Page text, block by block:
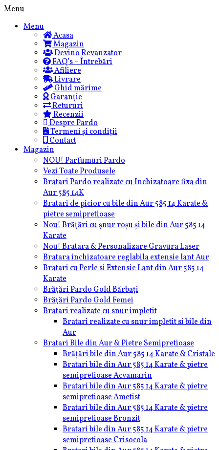
Skip
content
Menu
Menu
Acasa
Magazin
Devino Revanzator
FAQ’s – Întrebări
Afiliere
Livrare
Ghid mărime
Garanție
Retururi
Recenzii
Despre Pardo
Termeni și condiții
Contact
Magazin
NOU! Parfumuri Pardo
Vezi Toate Produsele
Bratari Pardo realizate cu Inchizatoare fixa din
Aur 585 14K
Bratari de picior cu bile din Aur 585 14 Karate &
pietre semipretioase
Nou! Brățări cu șnur roșu și bile din Aur 585 14
Karate
Nou! Bratara & Personalizare Gravura Laser
Bratara inchizatoare reglabila extensie lant Aur
Bratari cu Perle si Extensie Lant din Aur 585 14
Karate
Brățări Pardo Gold Bărbați
Brățări Pardo Gold Femei
Bratari realizate cu snur impletit
Bratari realizate cu snur impletit si bile din
Aur
Bratari Bile din Aur & Pietre Semipretioase
Brățări bile din Aur 585 14 Karate & Cristale
Bratari bile din Aur 585 14 Karate & pietre
semipretioase Acvamarin
Bratari bile din Aur 585 14 Karate & pietre
semipretioase Ametist
Bratari bile din Aur 585 14 Karate & pietre
semipretioase Bronzit
Bratari bile din Aur 585 14 Karate & pietre
semipretioase Crisocola